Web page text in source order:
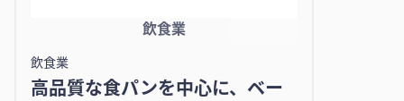
飲食業
飲食業
高品質な食パンを中心に、ベー